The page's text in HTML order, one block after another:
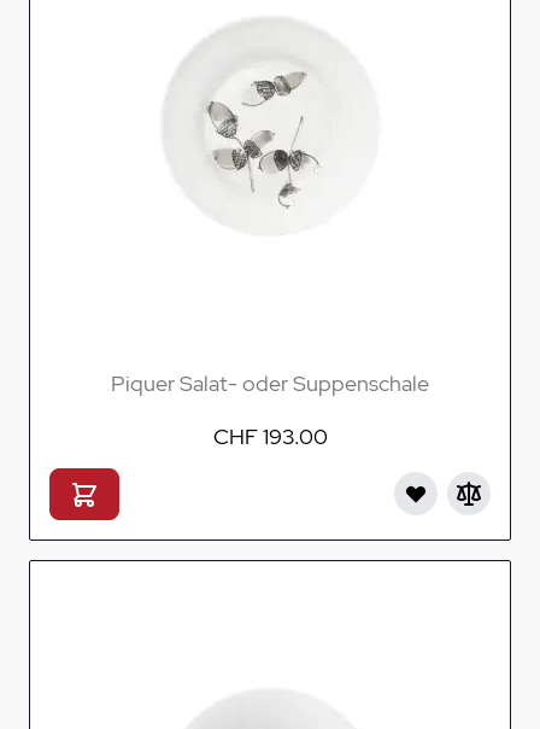
Piquer Salat- oder Suppenschale
CHF 193.00